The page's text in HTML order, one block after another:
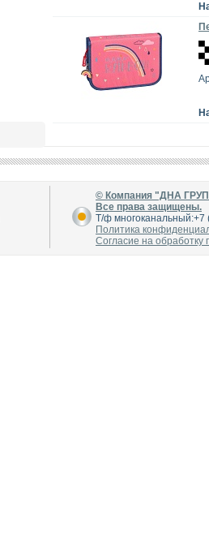
© Компания "ДНА
Все права защищены.
Т/ф
Политика
Согласие на